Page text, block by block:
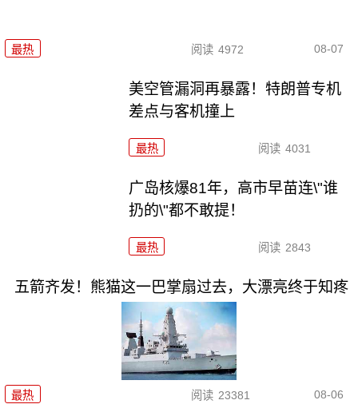
最热 阅读 4972 08-07
美空管漏洞再暴露！特朗普专机
差点与客机撞上
最热 阅读 4031
广岛核爆81年，高市早苗连\"谁
扔的\"都不敢提！
最热 阅读 2843
五箭齐发！熊猫这一巴掌扇过去，大漂亮终于知疼
最热 阅读 23381 08-06